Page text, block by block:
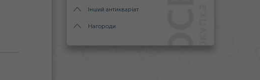
Інший антикваріат
Нагороди